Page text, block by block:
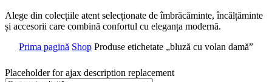
Alege din colecțiile atent selecționate de îmbrăcăminte, încălțăminte
și accesorii care combină confortul cu eleganța modernă.
Prima pagină Shop Produse etichetate „bluză cu volan damă”
Placeholder for ajax description replacement